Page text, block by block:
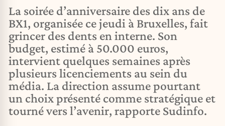
La soirée d’anniversaire des dix ans de
BX1, organisée ce jeudi à Bruxelles, fait
grincer des dents en interne. Son
budget, estimé à 50.000 euros,
intervient quelques semaines après
plusieurs licenciements au sein du
média. La direction assume pourtant
un choix présenté comme stratégique et
tourné vers l’avenir, rapporte Sudinfo.